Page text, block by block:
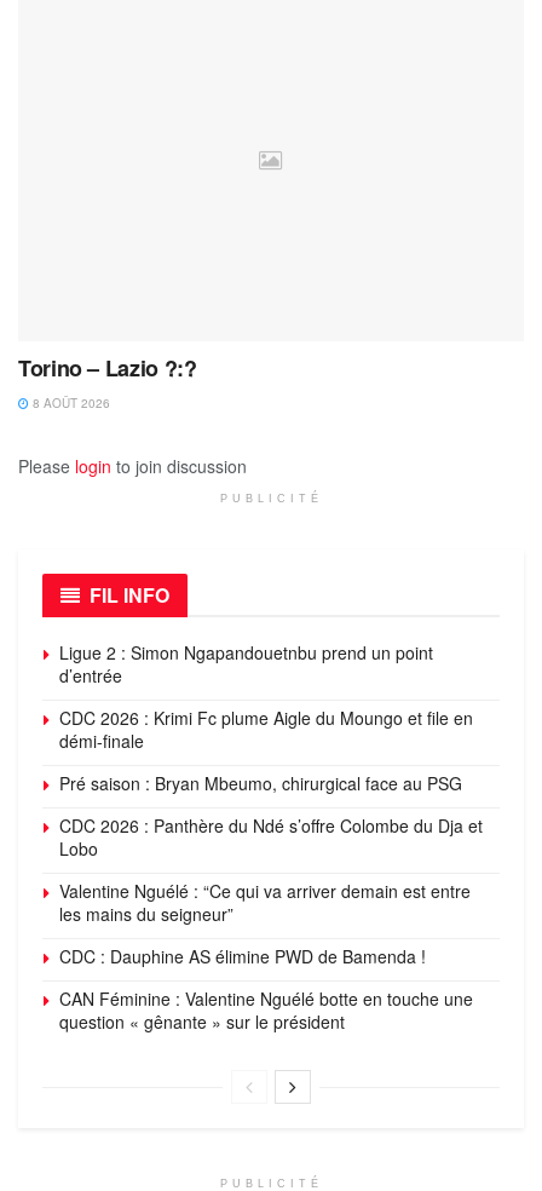
Torino – Lazio ?:?
8 AOÛT 2026
Please login to join discussion
PUBLICITÉ
FIL INFO
Ligue 2 : Simon Ngapandouetnbu prend un point
d’entrée
CDC 2026 : Krimi Fc plume Aigle du Moungo et file en
démi-finale
Pré saison : Bryan Mbeumo, chirurgical face au PSG
CDC 2026 : Panthère du Ndé s’offre Colombe du Dja et
Lobo
Valentine Nguélé : “Ce qui va arriver demain est entre
les mains du seigneur”
CDC : Dauphine AS élimine PWD de Bamenda !
CAN Féminine : Valentine Nguélé botte en touche une
question « gênante » sur le président
PUBLICITÉ